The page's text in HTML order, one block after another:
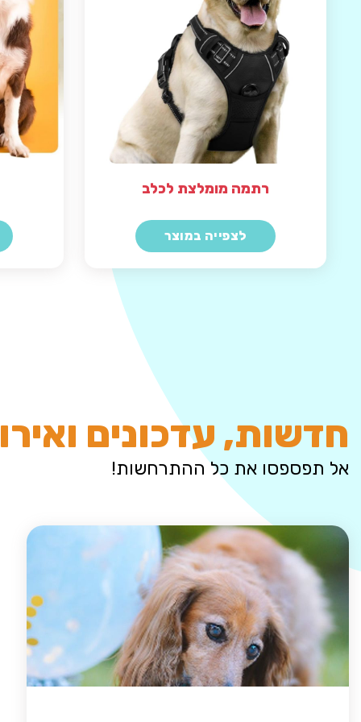
רתמה מומלצת לכלב
לצפייה במוצר
חדשות, עדכונים
אל תפספסו את כל ההתרחשות!